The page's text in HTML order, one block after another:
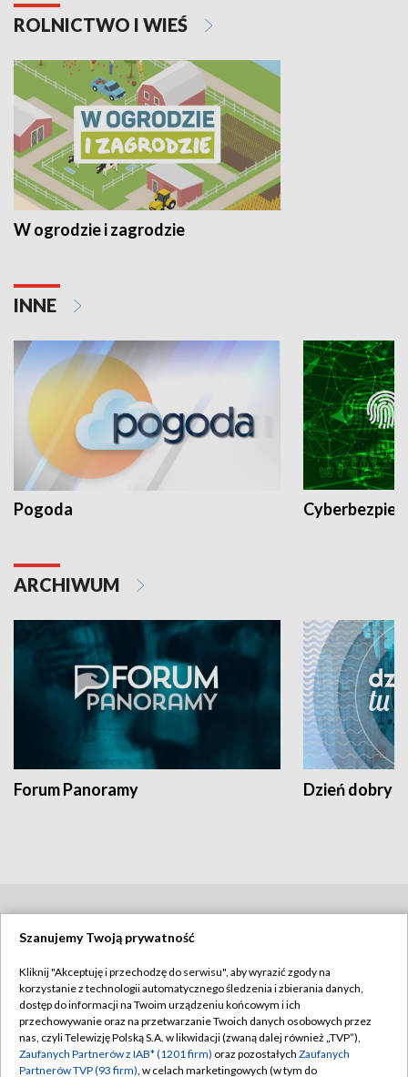
ROLNICTWO I WIEŚ
W ogrodzie i zagrodzie
INNE
Pogoda
ARCHIWUM
Forum Panoramy Dzień dobry
BIAŁYSTOK / BYDGOSZCZ
GORZÓW WLKP.
KATOWICE KIELCE
KRAKÓW / LUBLIN / ŁÓDŹ / OLSZTYN /
OPOLE / POZNAŃ / RZESZÓW /
SZCZECIN / WARSZAWA / WROCŁAW
Szanujemy Twoją prywatność
Kliknij "Akceptuję i przechodzę do serwisu", aby wyrazić zgody na
korzystanie z technologii automatycznego śledzenia i zbierania danych,
dostęp do informacji na Twoim urządzeniu końcowym i ich
przechowywanie oraz na przetwarzanie Twoich danych osobowych przez
nas, czyli Telewizję Polską S.A. w likwidacji (zwaną dalej również „TVP”),
Zaufanych Partnerów z IAB* (1201 firm) oraz pozostałych Zaufanych
Partnerów TVP (93 firm), w celach marketingowych (w tym do